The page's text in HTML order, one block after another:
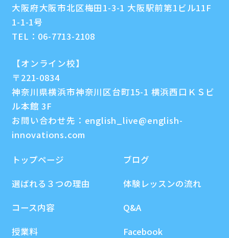
大阪府大阪市北区梅田1-3-1 大阪駅前第1ビル11F
1-1-1号
TEL： 06-7713-2108
【オンライン校】
〒221-0834
神奈川県横浜市神奈川区台町15-1 横浜西口ＫＳビ
ル本館 3F
お問い合わせ先： english_live@english-
innovations.com
トップページ
選ばれる３つの理由
コース内容
授業料
ブログ
体験レッスンの流れ
Q&A
Facebook